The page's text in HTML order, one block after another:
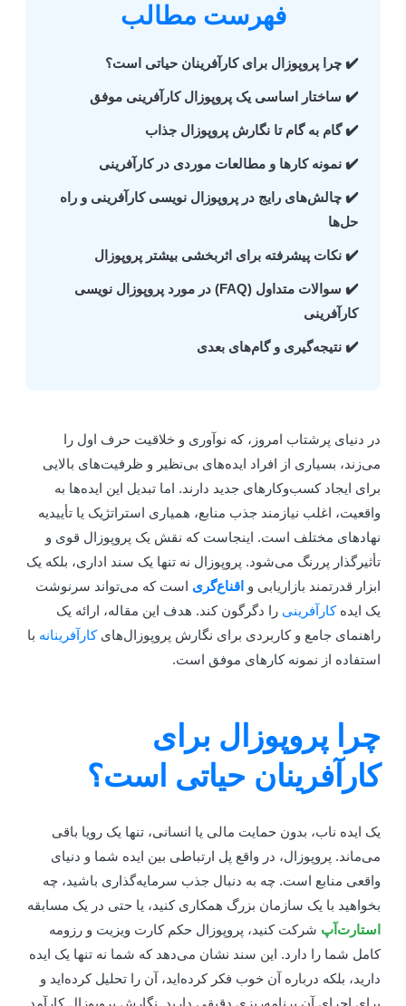
فهرست مطالب
✔️ چرا پروپوزال برای کارآفرینان حیاتی است؟
✔️ ساختار اساسی یک پروپوزال کارآفرینی موفق
✔️ گام به گام تا نگارش پروپوزال جذاب
✔️ نمونه کارها و مطالعات موردی در کارآفرینی
✔️ چالش‌های رایج در پروپوزال نویسی کارآفرینی و راه
حل‌ها
✔️ نکات پیشرفته برای اثربخشی بیشتر پروپوزال
✔️ سوالات متداول (FAQ) در مورد پروپوزال نویسی
کارآفرینی
✔️ نتیجه‌گیری و گام‌های بعدی
دنیای پرشتاب امروز، که نوآوری و خلاقیت حرف اول را
بسیاری از افراد ایده‌های بی‌نظیر و ظرفیت‌های بالایی
ایجاد کسب‌وکارهای جدید دارند. اما تبدیل این ایده‌ها به
اغلب نیازمند جذب منابع، همیاری استراتژیک یا تأییدیه
مختلف است. اینجاست که نقش یک پروپوزال قوی و
پررنگ می‌شود. پروپوزال نه تنها یک سند اداری، بلکه یک
قدرتمند بازاریابی واقناع‌گریاست که می‌تواند سرنوشت
ایده کارآفرینیرا دگرگون کند. هدف این مقاله، ارائه یک
جامع و کاربردی برای نگارش پروپوزال‌های کارآفرینانهبا
از نمونه کارهای موفق است.
پروپوزال برای
حیاتی است؟
ایده ناب، بدون حمایت مالی یا انسانی، تنها یک رویا باقی
پروپوزال، در واقع پل ارتباطی بین ایده شما و دنیای
منابع است. چه به دنبال جذب سرمایه‌گذاری باشید، چه
با یک سازمان بزرگ همکاری کنید، یا حتی در یک مسابقه
شرکت کنید، پروپوزال حکم کارت ویزیت و رزومه
شما را دارد. این سند نشان می‌دهد که شما نه تنها یک ایده
بلکه درباره آن خوب فکر کرده‌اید، آن را تحلیل کرده‌اید و
اجرای آن برنامه‌ریزی دقیقی دارید. نگارش پروپوزال کارآمد